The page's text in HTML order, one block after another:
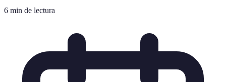
6 min de lectura